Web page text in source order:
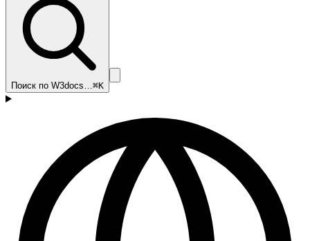
Поиск по W3docs…⌘K